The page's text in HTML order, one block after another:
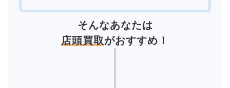
そんなあなたは
店頭買取がおすすめ！